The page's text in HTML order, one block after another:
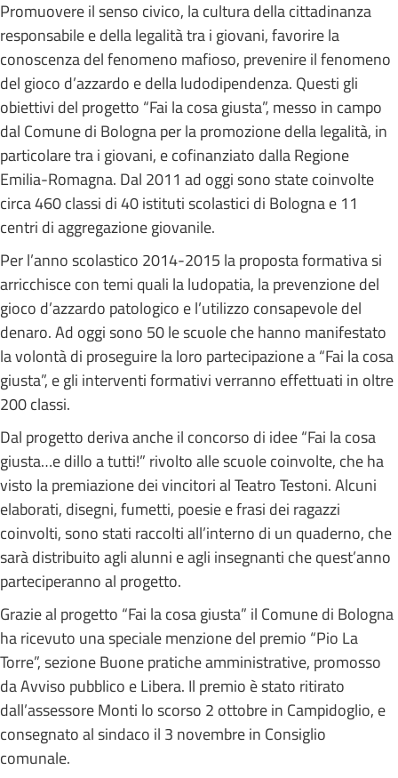
Promuovere il senso civico, la cultura della cittadinanza
responsabile e della legalità tra i giovani, favorire la
conoscenza del fenomeno mafioso, prevenire il fenomeno
del gioco d’azzardo e della ludodipendenza. Questi gli
obiettivi del progetto “Fai la cosa giusta”, messo in campo
dal Comune di Bologna per la promozione della legalità, in
particolare tra i giovani, e cofinanziato dalla Regione
Emilia-Romagna. Dal 2011 ad oggi sono state coinvolte
circa 460 classi di 40 istituti scolastici di Bologna e 11
centri di aggregazione giovanile.
Per l’anno scolastico 2014-2015 la proposta formativa si
arricchisce con temi quali la ludopatia, la prevenzione del
gioco d’azzardo patologico e l’utilizzo consapevole del
denaro. Ad oggi sono 50 le scuole che hanno manifestato
la volontà di proseguire la loro partecipazione a “Fai la cosa
giusta”, e gli interventi formativi verranno effettuati in oltre
200 classi.
Dal progetto deriva anche il concorso di idee “Fai la cosa
giusta…e dillo a tutti!” rivolto alle scuole coinvolte, che ha
visto la premiazione dei vincitori al Teatro Testoni. Alcuni
elaborati, disegni, fumetti, poesie e frasi dei ragazzi
coinvolti, sono stati raccolti all’interno di un quaderno, che
sarà distribuito agli alunni e agli insegnanti che quest’anno
parteciperanno al progetto.
Grazie al progetto “Fai la cosa giusta” il Comune di Bologna
ha ricevuto una speciale menzione del premio “Pio La
Torre”, sezione Buone pratiche amministrative, promosso
da Avviso pubblico e Libera. Il premio è stato ritirato
dall’assessore Monti lo scorso 2 ottobre in Campidoglio, e
consegnato al sindaco il 3 novembre in Consiglio
comunale.